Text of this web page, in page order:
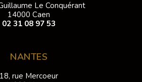
Le Conquérant
14000 Caen
02 31 08 97 53
NANTES
18, rue Mercoeur